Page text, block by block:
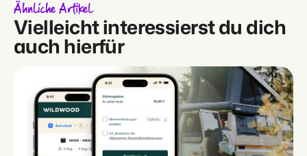
Ähnliche Artikel
Vielleicht interessierst du dich
auch hierfür